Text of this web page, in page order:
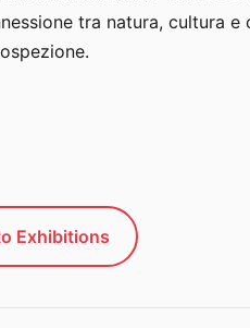
tra natura, cultura
Exhibitions